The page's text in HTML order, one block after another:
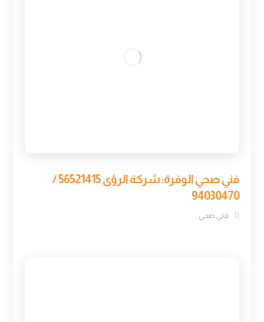
فني صحي الوفرة: شركة الرؤى 56521415 /
94030470
فني صحي